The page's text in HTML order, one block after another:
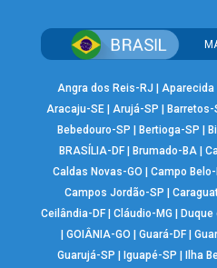
Angra dos Reis-RJ Aparecida
Aracaju-SE |Arujá-SP Barretos-
Bebedouro-SP
Bertioga-SP
BRASÍLIA-DF| Brumado-BA|
Caldas Novas-GO
|Campo Belo-
Campos Jordão-SP
Ceilândia-DF| Cláudio-MG
GOIÂNIA-GO Guará-DF|
Guarujá-SP
Iguapé-SP Ilha